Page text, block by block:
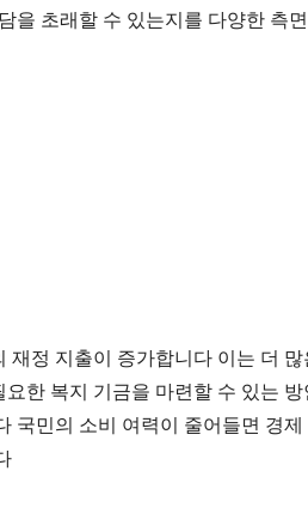
을 초래할 수 있는지를 다양한 측
정 지출이 증가합니다 이는 더
한 복지 기금을 마련할 수 있는
국민의 소비 여력이 줄어들면 경